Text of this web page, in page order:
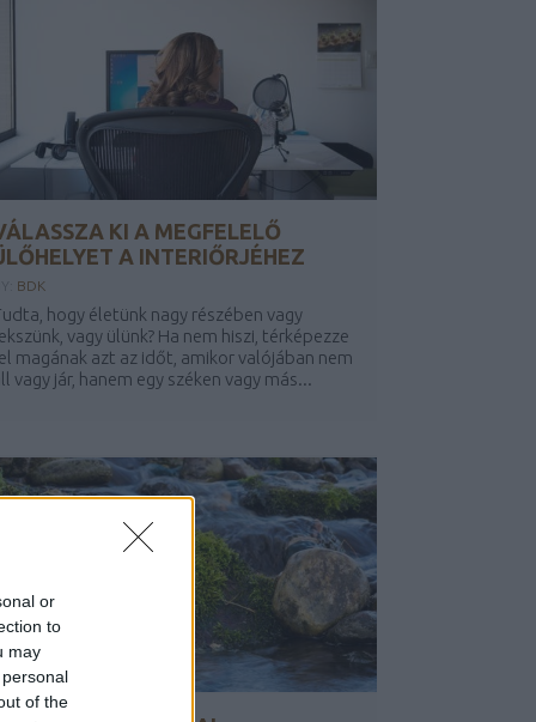
or
to
may
of the
KI A MEGFELELŐ
A INTERIŐRJÉHEZ
BDK
hogy életünk nagy részében vagy
vagy ülünk? Ha nem hiszi, térképezze
magának azt az időt, amikor valójában nem
vagy jár, hanem egy széken vagy más...